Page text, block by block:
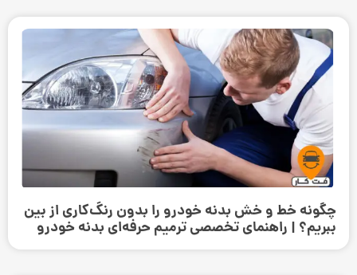
چگونه خط و خش بدنه خودرو را بدون رنگ‌کاری از بین
ببریم؟ | راهنمای تخصصی ترمیم حرفه‌ای بدنه خودرو